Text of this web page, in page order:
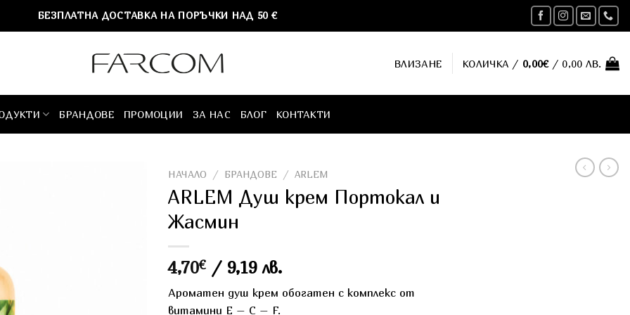
БЕЗПЛАТНА ДОСТАВКА НА ПОРЪЧКИ НАД 50 €
ВЛИЗАНЕ КОЛИЧКА / 0,00€/ 0,00 ЛВ.
БРАНДОВЕ ПРОМОЦИИ ЗА НАС БЛОГ КОНТАКТИ
НАЧАЛО / БРАНДОВЕ / ARLEM
ARLEM Душ крем Портокал и
Жасмин
4,70€ / 9,19 лв.
Ароматен душ крем обогатен с комплекс от
витамини E – C – F.